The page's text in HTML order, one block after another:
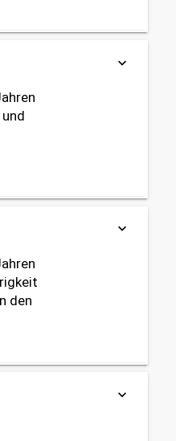
keyboard_arrow_down
den
keyboard_arrow_down
keyboard_arrow_down